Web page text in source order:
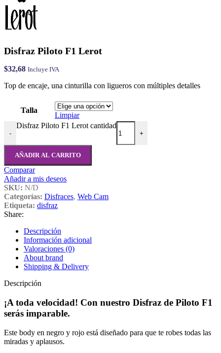
Disfraz Piloto F1 Lerot
$32,68 Incluye IVA
Top de encaje, una cinturilla con ligueros con múltiples detalles
Talla
Limpiar
-
Disfraz Piloto F1 Lerot cantidad
+
AÑADIR AL CARRITO
Comparar
Añadir a mis deseos
SKU: N/D
Categorías: Disfraces, Web Cam
Etiqueta: disfraz
Share:
Descripción
Información adicional
Valoraciones (0)
About brand
Shipping & Delivery
Descripción
¡A toda velocidad! Con nuestro Disfraz de Piloto F1
serás imparable.
Este body en negro y rojo está diseñado para que te robes todas las
miradas y aplausos.